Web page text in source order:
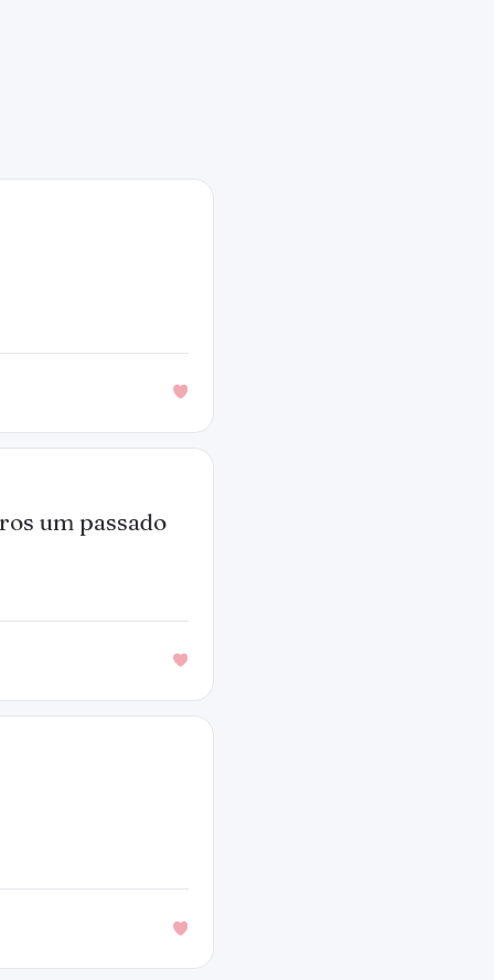
um passado